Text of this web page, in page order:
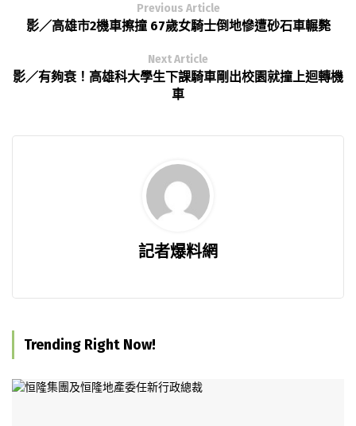
Previous Article
影／高雄市2機車擦撞 67歲女騎士倒地慘遭砂石車輾斃
Next Article
影／有夠衰！高雄科大學生下課騎車剛出校園就撞上迴轉機
車
記者爆料網
Trending Right Now!